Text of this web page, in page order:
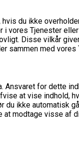
du ikke
Tjenester
Disse vilkår
sammen med vores
for dette
at vise indhold,
ikke automatisk
modtage visse af